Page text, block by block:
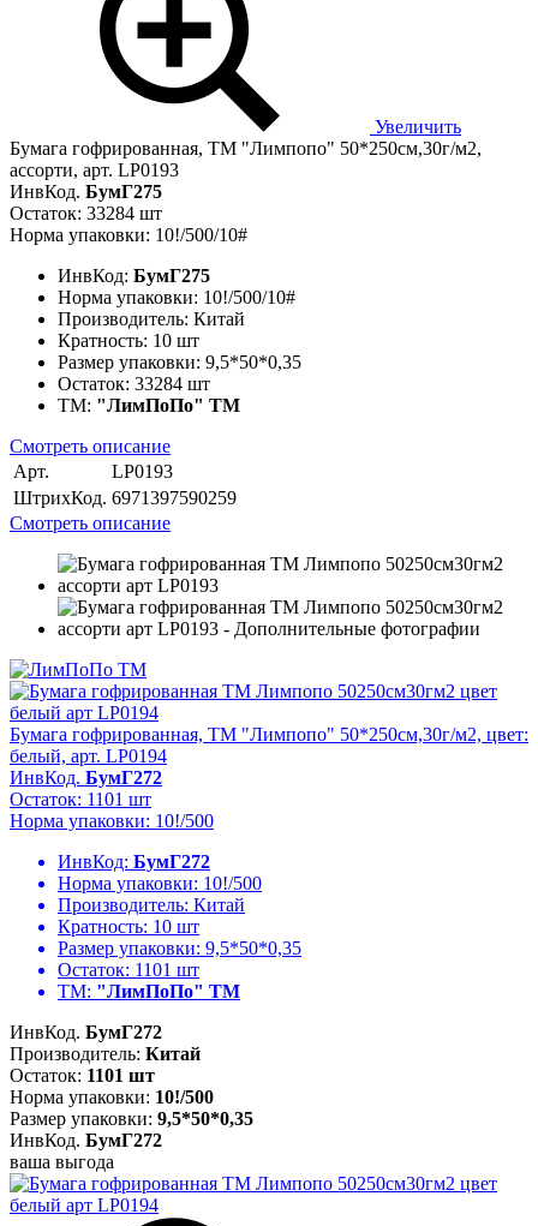
Увеличить
Бумага гофрированная, ТМ "Лимпопо" 50*250см,30г/м2,
ассорти, арт. LP0193
ИнвКод. БумГ275
Остаток: 33284 шт
Норма упаковки: 10!/500/10#
ИнвКод: БумГ275
Норма упаковки: 10!/500/10#
Производитель: Китай
Кратность: 10 шт
Размер упаковки: 9,5*50*0,35
Остаток: 33284 шт
ТМ: "ЛимПоПо" ТМ
Смотреть описание
Арт.
LP0193
ШтрихКод. 6971397590259
Смотреть описание
Бумага гофрированная, ТМ "Лимпопо" 50*250см,30г/м2, цвет:
белый, арт. LP0194
ИнвКод. БумГ272
Остаток: 1101 шт
Норма упаковки: 10!/500
ИнвКод: БумГ272
Норма упаковки: 10!/500
Производитель: Китай
Кратность: 10 шт
Размер упаковки: 9,5*50*0,35
Остаток: 1101 шт
ТМ: "ЛимПоПо" ТМ
ИнвКод. БумГ272
Производитель: Китай
Остаток: 1101 шт
Норма упаковки: 10!/500
Размер упаковки: 9,5*50*0,35
ИнвКод. БумГ272
ваша выгода